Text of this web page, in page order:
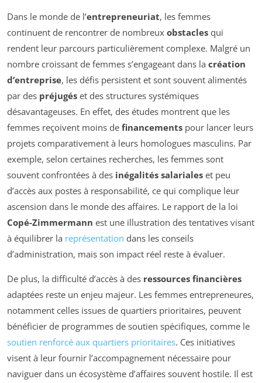
Dans le monde de l’entrepreneuriat, les femmes
continuent de rencontrer de nombreux obstacles qui
rendent leur parcours particulièrement complexe. Malgré un
nombre croissant de femmes s’engageant dans la création
d’entreprise, les défis persistent et sont souvent alimentés
par des préjugés et des structures systémiques
désavantageuses. En effet, des études montrent que les
femmes reçoivent moins de financements pour lancer leurs
projets comparativement à leurs homologues masculins. Par
exemple, selon certaines recherches, les femmes sont
souvent confrontées à des inégalités salariales et peu
d’accès aux postes à responsabilité, ce qui complique leur
ascension dans le monde des affaires. Le rapport de la loi
Copé-Zimmermann est une illustration des tentatives visant
à équilibrer la représentation dans les conseils
d’administration, mais son impact réel reste à évaluer.
De plus, la difficulté d’accès à des ressources financières
adaptées reste un enjeu majeur. Les femmes entrepreneures,
notamment celles issues de quartiers prioritaires, peuvent
bénéficier de programmes de soutien spécifiques, comme le
soutien renforcé aux quartiers prioritaires. Ces initiatives
visent à leur fournir l’accompagnement nécessaire pour
naviguer dans un écosystème d’affaires souvent hostile. Il est